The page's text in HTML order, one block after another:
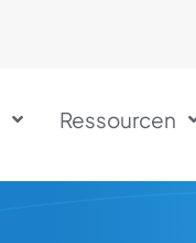
Ressourcen